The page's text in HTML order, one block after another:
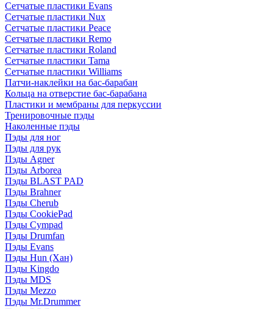
Сетчатые пластики Evans
Сетчатые пластики Nux
Сетчатые пластики Peace
Сетчатые пластики Remo
Сетчатые пластики Roland
Сетчатые пластики Tama
Сетчатые пластики Williams
Патчи-наклейки на бас-барабан
Кольца на отверстие бас-барабана
Пластики и мембраны для перкуссии
Тренировочные пэды
Наколенные пэды
Пэды для ног
Пэды для рук
Пэды Agner
Пэды Arborea
Пэды BLAST PAD
Пэды Brahner
Пэды Cherub
Пэды CookiePad
Пэды Cympad
Пэды Drumfan
Пэды Evans
Пэды Hun (Хан)
Пэды Kingdo
Пэды MDS
Пэды Mezzo
Пэды Mr.Drummer